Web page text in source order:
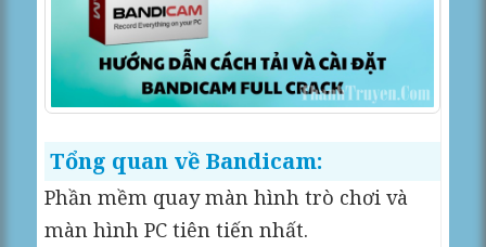
Tổng quan về Bandicam:
Phần mềm quay màn hình trò chơi và
màn hình PC tiên tiến nhất.